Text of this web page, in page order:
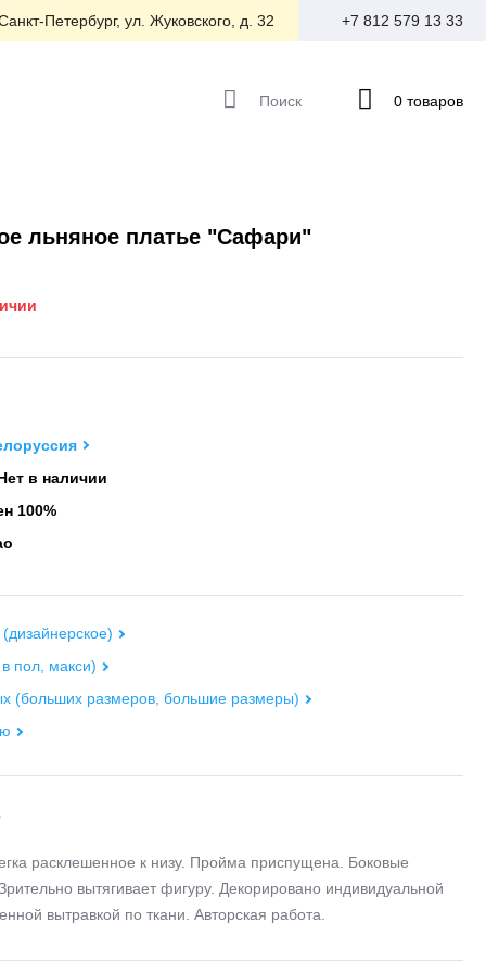
Петербург, ул. Жуковского, д. 32 +7 812 579 13 33
Поиск 0 товаров
льняное платье "Сафари"
в наличии
100%
пол, макси)
(больших размеров, большие размеры)
расклешенное к низу. Пройма приспущена. Боковые
вытягивает фигуру. Декорировано индивидуальной
вытравкой по ткани. Авторская работа.